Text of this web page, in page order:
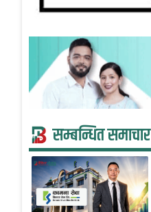
सम्बन्धित समाचार